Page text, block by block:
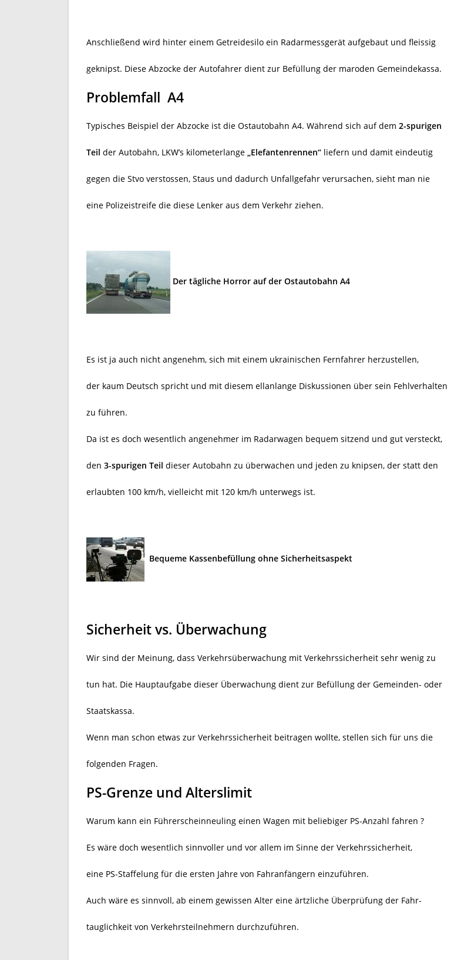
Anschließend wird hinter einem Getreidesilo ein Radarmessgerät aufgebaut und fleissig
geknipst. Diese Abzocke der Autofahrer dient zur Befüllung der maroden Gemeindekassa.
Problemfall A4
Typisches Beispiel der Abzocke ist die Ostautobahn A4. Während sich auf dem 2-spurigen
Teil der Autobahn, LKW’s kilometerlange „Elefantenrennen“ liefern und damit eindeutig
gegen die Stvo verstossen, Staus und dadurch Unfallgefahr verursachen, sieht man nie
eine Polizeistreife die diese Lenker aus dem Verkehr ziehen.
Der tägliche Horror auf der Ostautobahn A4
Es ist ja auch nicht angenehm, sich mit einem ukrainischen Fernfahrer herzustellen,
der kaum Deutsch spricht und mit diesem ellanlange Diskussionen über sein Fehlverhalten
zu führen.
Da ist es doch wesentlich angenehmer im Radarwagen bequem sitzend und gut versteckt,
den 3-spurigen Teil dieser Autobahn zu überwachen und jeden zu knipsen, der statt den
erlaubten 100 km/h, vielleicht mit 120 km/h unterwegs ist.
Bequeme Kassenbefüllung ohne Sicherheitsaspekt
Sicherheit vs. Überwachung
Wir sind der Meinung, dass Verkehrsüberwachung mit Verkehrssicherheit sehr wenig zu
tun hat. Die Hauptaufgabe dieser Überwachung dient zur Befüllung der Gemeinden- oder
Staatskassa.
Wenn man schon etwas zur Verkehrssicherheit beitragen wollte, stellen sich für uns die
folgenden Fragen.
PS-Grenze und Alterslimit
Warum kann ein Führerscheinneuling einen Wagen mit beliebiger PS-Anzahl fahren ?
Es wäre doch wesentlich sinnvoller und vor allem im Sinne der Verkehrssicherheit,
eine PS-Staffelung für die ersten Jahre von Fahranfängern einzuführen.
Auch wäre es sinnvoll, ab einem gewissen Alter eine ärtzliche Überprüfung der Fahr-
tauglichkeit von Verkehrsteilnehmern durchzuführen.